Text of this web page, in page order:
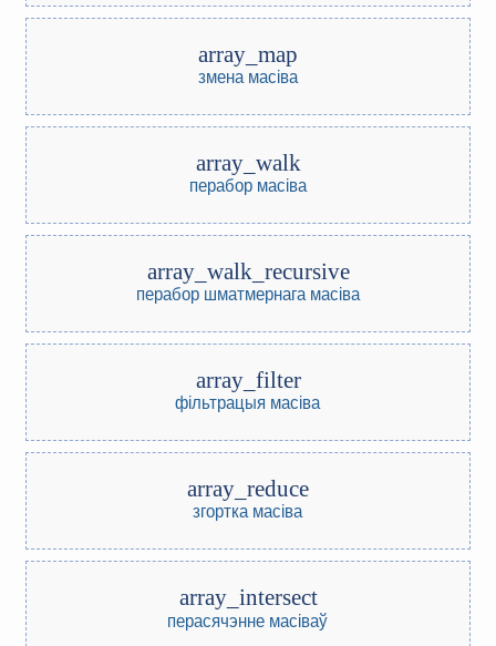
array_map
змена масіва
array_walk
перабор масіва
array_walk_recursive
перабор шматмернага масіва
array_filter
фільтрацыя масіва
array_reduce
згортка масіва
array_intersect
перасячэнне масіваў